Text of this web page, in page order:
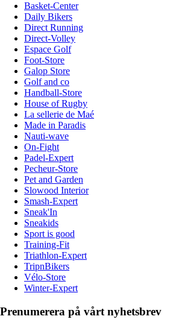
Basket-Center
Daily Bikers
Direct Running
Direct-Volley
Espace Golf
Foot-Store
Galop Store
Golf and co
Handball-Store
House of Rugby
La sellerie de Maé
Made in Paradis
Nauti-wave
On-Fight
Padel-Expert
Pecheur-Store
Pet and Garden
Slowood Interior
Smash-Expert
Sneak'In
Sneakids
Sport is good
Training-Fit
Triathlon-Expert
TripnBikers
Vélo-Store
Winter-Expert
Prenumerera på vårt nyhetsbrev